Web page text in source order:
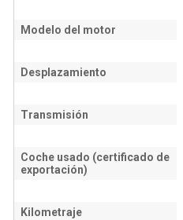
Modelo del motor
Desplazamiento
Transmisión
Coche usado (certificado de
exportación)
Kilometraje